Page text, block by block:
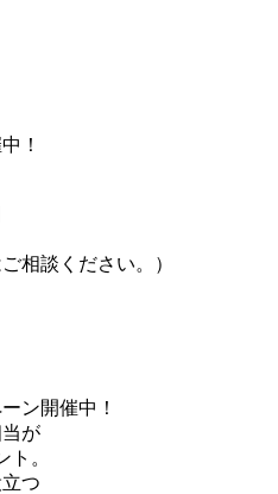
！
相談ください。）
ン開催中！
が
。
つ